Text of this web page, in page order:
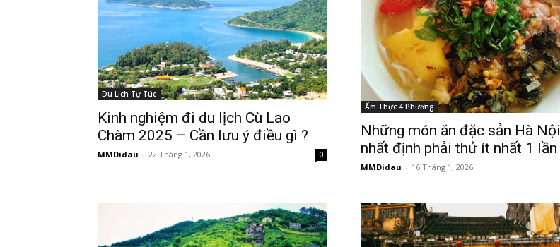
Du Lịch Tự Túc
Kinh nghiệm đi du lịch Cù Lao
Chàm 2025 – Cần lưu ý điều gì ?
MMDidau - 22 Tháng 1, 2026 0
Ẩm Thực 4 Phương
Những món ăn đặc sản Hà Nội
nhất định phải thử ít nhất 1 lần
MMDidau - 16 Tháng 1, 2026